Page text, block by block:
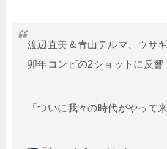
渡辺直美＆青山テルマ、ウサ
卯年コンビの2ショットに反響
「ついに我々の時代がやって